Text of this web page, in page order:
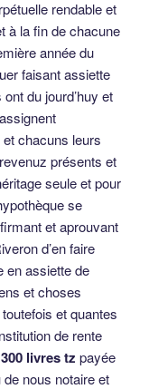
rendable et
à la fin de chacune
année du
faisant assiette
du jourd’huy et
chacuns leurs
présents et
seule et pour
se
et aprouvant
d’en faire
en assiette de
et choses
et quantes
de rente
livres tz payée
nous notaire et